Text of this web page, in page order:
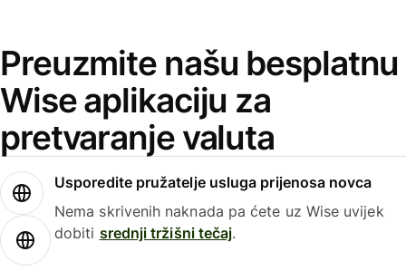
Preuzmite našu besplatnu
Wise aplikaciju za
pretvaranje valuta
Usporedite pružatelje usluga prijenosa novca
Nema skrivenih naknada pa ćete uz Wise uvijek
dobiti srednji tržišni tečaj.